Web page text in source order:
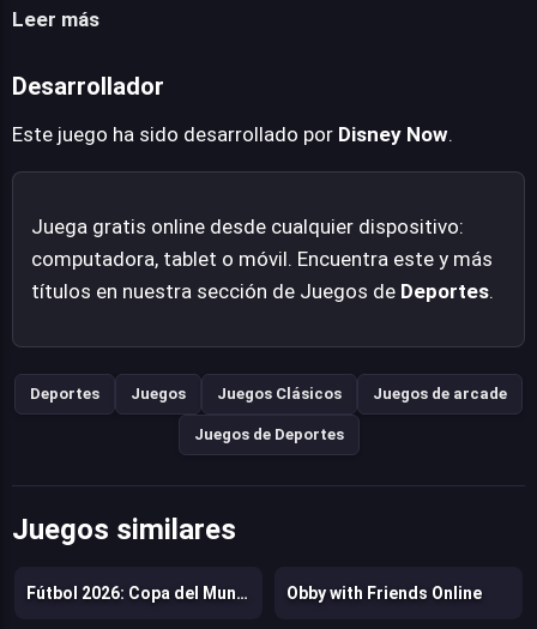
obtener acelerones o estrellas para mejoras de equipo.
lo ignores! Ganar aquí te dará recompensas extra que
Leer más
Desarrollador
Este juego ha sido desarrollado por Disney Now.
Juega gratis online desde cualquier dispositivo:
computadora, tablet o móvil. Encuentra este y más
títulos en nuestra sección de Juegos de Deportes.
Deportes Juegos Juegos Clásicos Juegos de arcade
Juegos de Deportes
Juegos similares
Fútbol 2026: Copa del Mundo Obby with Friends Online